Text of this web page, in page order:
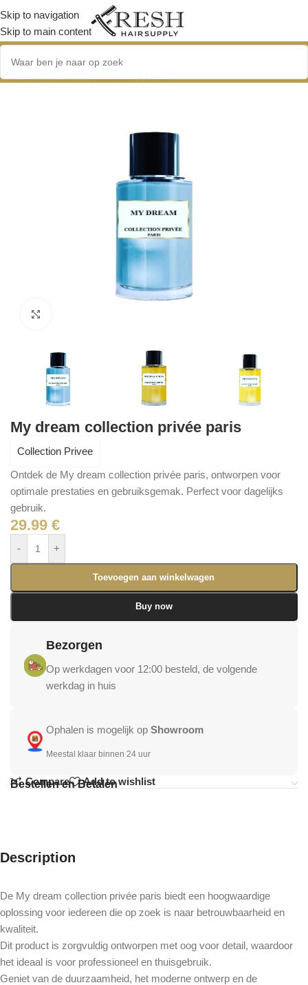
Skip to navigation
Skip to main content
Home/ Parfums/ Collection Priveé
My dream collection privée paris
Collection Privee
Ontdek de My dream collection privée paris, ontworpen voor
optimale prestaties en gebruiksgemak. Perfect voor dagelijks
gebruik.
29.99 €
- +
Toevoegen aan winkelwagen
Buy now
Bezorgen
Op werkdagen voor 12:00 besteld, de volgende
werkdag in huis
Ophalen is mogelijk op Showroom
Meestal klaar binnen 24 uur
Compare Add to wishlist
Bestellen en Betalen
Description
De My dream collection privée paris biedt een hoogwaardige
oplossing voor iedereen die op zoek is naar betrouwbaarheid en
kwaliteit.
Dit product is zorgvuldig ontworpen met oog voor detail, waardoor
het ideaal is voor professioneel en thuisgebruik.
Geniet van de duurzaamheid, het moderne ontwerp en de